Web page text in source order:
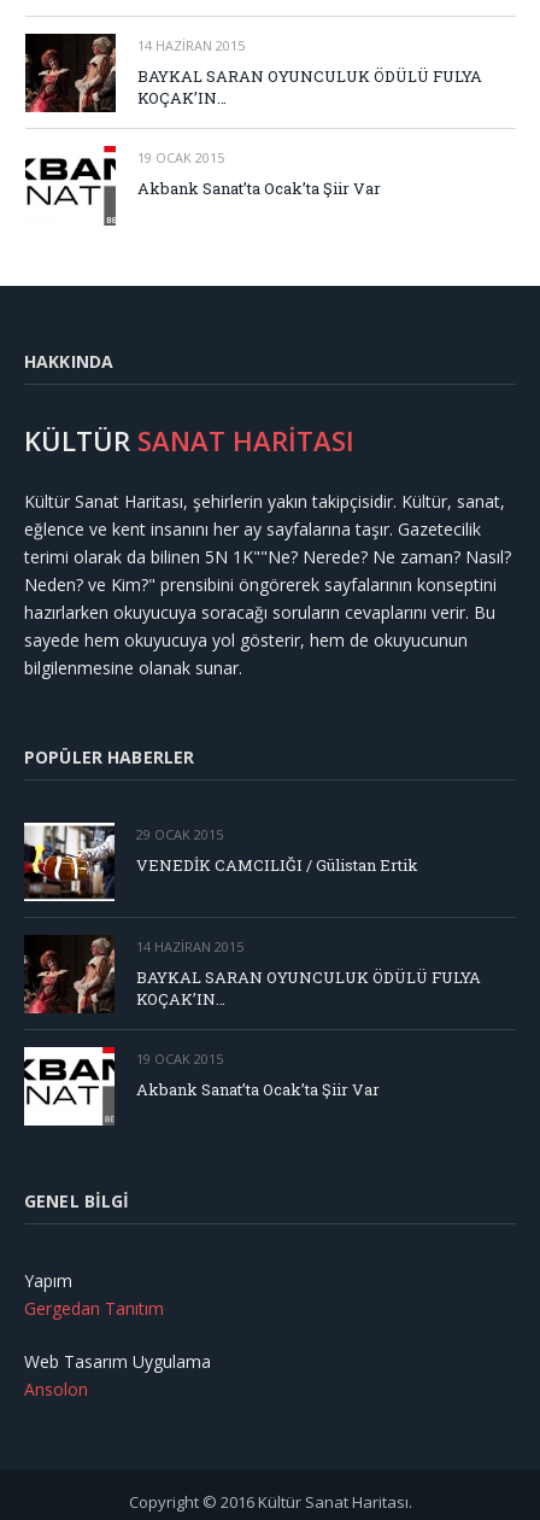
14 HAZIRAN 2015
BAYKAL SARAN OYUNCULUK ÖDÜLÜ FULYA
KOÇAK’IN…
19 OCAK 2015
Akbank Sanat’ta Ocak’ta Şiir Var
HAKKINDA
KÜLTÜR SANAT HARİTASI
Kültür Sanat Haritası, şehirlerin yakın takipçisidir. Kültür, sanat,
eğlence ve kent insanını her ay sayfalarına taşır. Gazetecilik
terimi olarak da bilinen 5N 1K""Ne? Nerede? Ne zaman? Nasıl?
Neden? ve Kim?" prensibini öngörerek sayfalarının konseptini
hazırlarken okuyucuya soracağı soruların cevaplarını verir. Bu
sayede hem okuyucuya yol gösterir, hem de okuyucunun
bilgilenmesine olanak sunar.
POPÜLER HABERLER
29 OCAK 2015
VENEDİK CAMCILIĞI / Gülistan Ertik
14 HAZIRAN 2015
BAYKAL SARAN OYUNCULUK ÖDÜLÜ FULYA
KOÇAK’IN…
19 OCAK 2015
Akbank Sanat’ta Ocak’ta Şiir Var
GENEL BILGI
Yapım
Gergedan Tanıtım
Web Tasarım Uygulama
Ansolon
Copyright © 2016 Kültür Sanat Haritası.